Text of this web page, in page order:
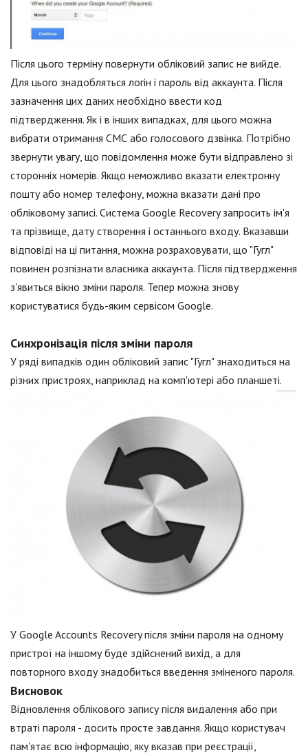
Після цього терміну повернути обліковий запис не вийде.
Для цього знадобляться логін і пароль від аккаунта. Після
зазначення цих даних необхідно ввести код
підтвердження. Як і в інших випадках, для цього можна
вибрати отримання СМС або голосового дзвінка. Потрібно
звернути увагу, що повідомлення може бути відправлено зі
сторонніх номерів. Якщо неможливо вказати електронну
пошту або номер телефону, можна вказати дані про
обліковому записі. Система Google Recovery запросить ім'я
та прізвище, дату створення і останнього входу. Вказавши
відповіді на ці питання, можна розраховувати, що "Гугл"
повинен розпізнати власника аккаунта. Після підтвердження
з'явиться вікно зміни пароля. Тепер можна знову
користуватися будь-яким сервісом Google.
Синхронізація після зміни пароля
У ряді випадків один обліковий запис "Гугл" знаходиться на
різних пристроях, наприклад на комп'ютері або планшеті.
У Google Accounts Recovery після зміни пароля на одному
пристрої на іншому буде здійснений вихід, а для
повторного входу знадобиться введення зміненого пароля.
Висновок
Відновлення облікового запису після видалення або при
втраті пароля - досить просте завдання. Якщо користувач
пам'ятає всю інформацію, яку вказав при реєстрації,